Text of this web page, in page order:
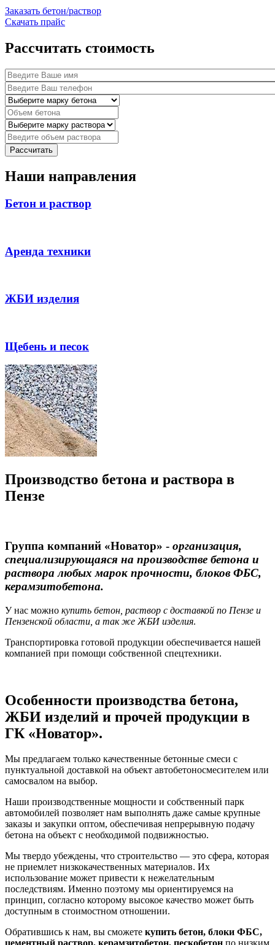
Заказать бетон/раствор
Скачать прайс
Рассчитать стоимость
Ваше Имя
Ваш телефон (обязательное поле)
Выбрать марку бетона
Объем бетона
Выбрать марку раствора
Объем раствора
Наши направления
Бетон и раствор
Аренда техники
ЖБИ изделия
Щебень и песок
Производство бетона и раствора в
Пензе
Группа компаний «Новатор» - организация,
специализирующаяся на производстве бетона и
раствора любых марок прочности, блоков ФБС,
керамзитобетона.
У нас можно купить бетон, раствор с доставкой по Пензе и
Пензенской области, а так же ЖБИ изделия.
Транспортировка готовой продукции обеспечивается нашей
компанией при помощи собственной спецтехники.
Особенности производства бетона,
ЖБИ изделий и прочей продукции в
ГК «Новатор».
Мы предлагаем только качественные бетонные смеси с
пунктуальной доставкой на объект автобетоносмесителем или
самосвалом на выбор.
Наши производственные мощности и собственный парк
автомобилей позволяет нам выполнять даже самые крупные
заказы и закупки оптом, обеспечивая непрерывную подачу
бетона на объект с необходимой подвижностью.
Мы твердо убеждены, что строительство — это сфера, которая
не приемлет низкокачественных материалов. Их
использование может привести к нежелательным
последствиям. Именно поэтому мы ориентируемся на
принцип, согласно которому высокое качество может быть
доступным в стоимостном отношении.
Обратившись к нам, вы сможете купить бетон, блоки ФБС,